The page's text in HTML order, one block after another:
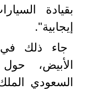
بقيادة
إيجابية".
جاء ذلك
الأبيض،
السعودي